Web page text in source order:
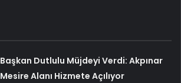
Başkan Dutlulu Müjdeyi Verdi: Akpınar
Mesire Alanı Hizmete Açılıyor